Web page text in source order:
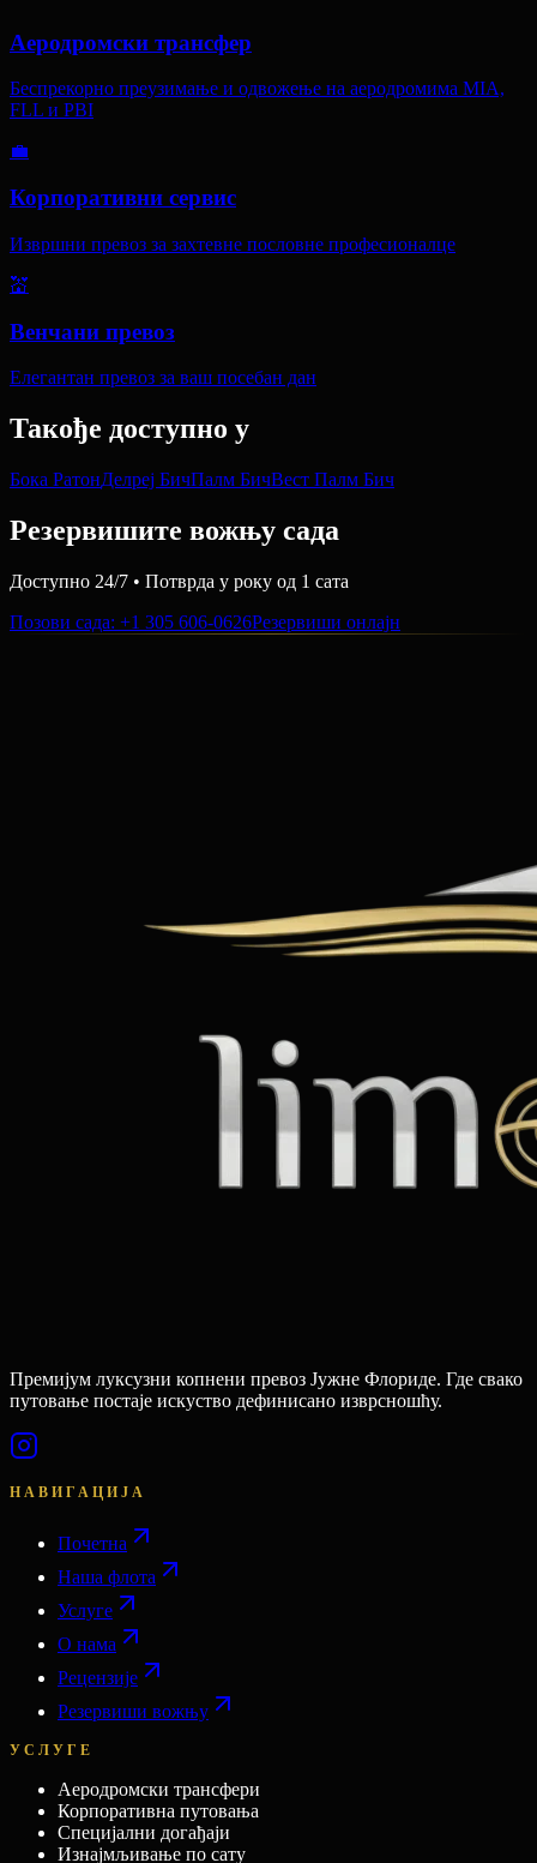
Аеродромски трансфер
Беспрекорно преузимање и одвожење на аеродромима MIA,
FLL и PBI
💼
Корпоративни сервис
Извршни превоз за захтевне пословне професионалце
💒
Венчани превоз
Елегантан превоз за ваш посебан дан
Такође доступно у
Бока РатонДелреј БичПалм БичВест Палм Бич
Резервишите вожњу сада
Доступно 24/7 • Потврда у року од 1 сата
Позови сада: +1 305 606-0626Резервиши онлајн
Премијум луксузни копнени превоз Јужне Флориде. Где свако
путовање постаје искуство дефинисано изврсношћу.
НАВИГАЦИЈА
Почетна
Наша флота
Услуге
О нама
Рецензије
Резервиши вожњу
УСЛУГЕ
Аеродромски трансфери
Корпоративна путовања
Специјални догађаји
Изнајмљивање по сату